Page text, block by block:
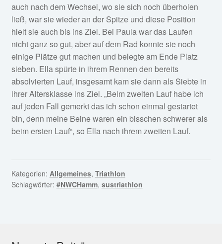
auch nach dem Wechsel, wo sie sich noch überholen
ließ, war sie wieder an der Spitze und diese Position
hielt sie auch bis ins Ziel. Bei Paula war das Laufen
nicht ganz so gut, aber auf dem Rad konnte sie noch
einige Plätze gut machen und belegte am Ende Platz
sieben. Ella spürte in ihrem Rennen den bereits
absolvierten Lauf, insgesamt kam sie dann als Siebte in
ihrer Altersklasse ins Ziel. „Beim zweiten Lauf habe ich
auf jeden Fall gemerkt das ich schon einmal gestartet
bin, denn meine Beine waren ein bisschen schwerer als
beim ersten Lauf“, so Ella nach ihrem zweiten Lauf.
Kategorien: Allgemeines, Triathlon
Schlagwörter: #NWCHamm, sustriathlon